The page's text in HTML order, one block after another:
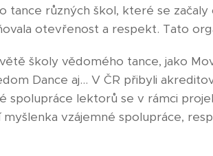
tance různých škol, které se
otevřenost a respekt. Tato
školy vědomého tance, jako
Dance aj... V ČR přibyli
spolupráce lektorů se v rámci
myšlenka vzájemné spolupráce,